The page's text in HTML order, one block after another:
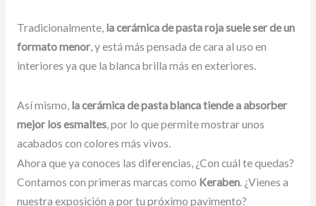
Tradicionalmente, la cerámica de pasta roja suele ser de un
formato menor, y está más pensada de cara al uso en
interiores ya que la blanca brilla más en exteriores.
Así mismo, la cerámica de pasta blanca tiende a absorber
mejor los esmaltes, por lo que permite mostrar unos
acabados con colores más vivos.
Ahora que ya conoces las diferencias, ¿Con cuál te quedas?
Contamos con primeras marcas como Keraben. ¿Vienes a
nuestra exposición a por tu próximo pavimento?